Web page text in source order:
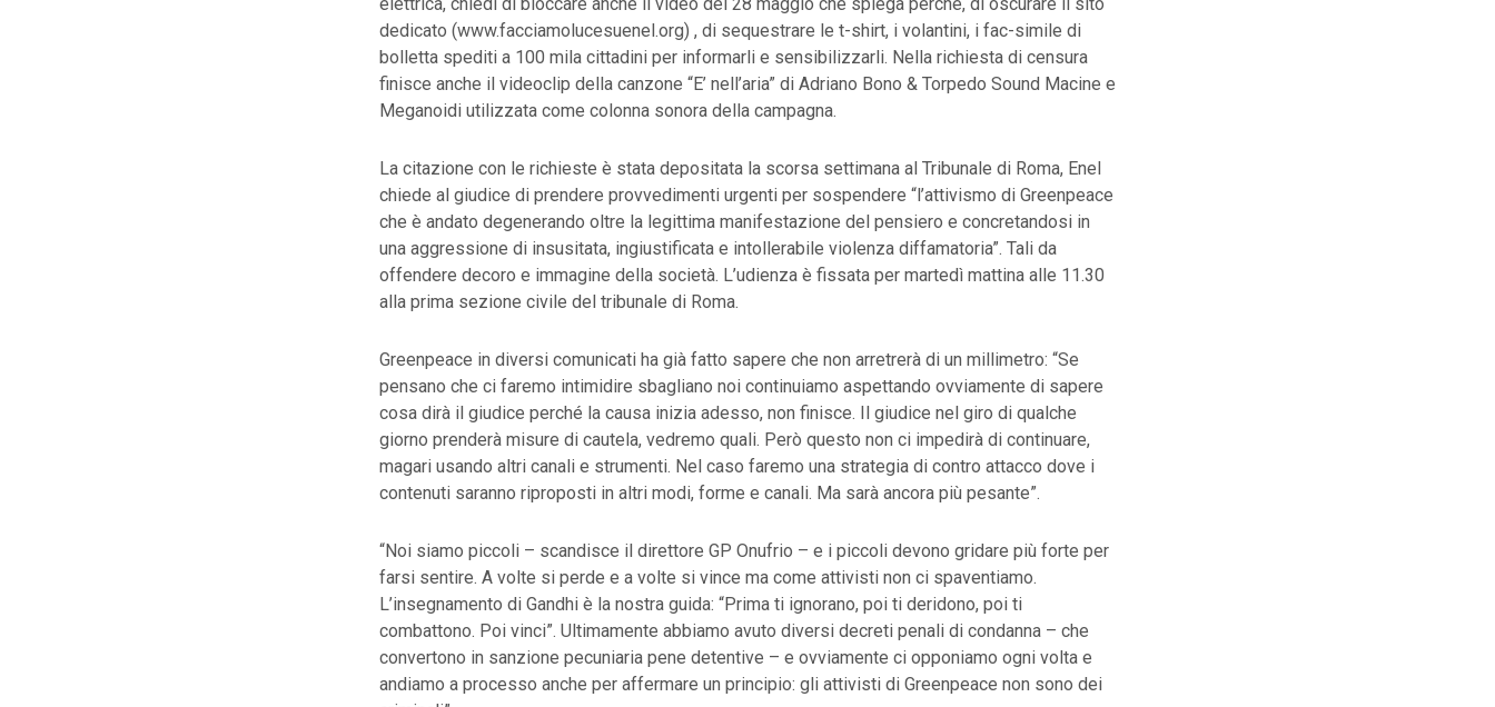
dedicato (www.facciamolucesuenel.org) , di sequestrare le t-shirt, i volantini, i fac-simile di
bolletta spediti a 100 mila cittadini per informarli e sensibilizzarli. Nella richiesta di censura
finisce anche il videoclip della canzone “E’ nell’aria” di Adriano Bono & Torpedo Sound Macine e
Meganoidi utilizzata come colonna sonora della campagna.
La citazione con le richieste è stata depositata la scorsa settimana al Tribunale di Roma, Enel
chiede al giudice di prendere provvedimenti urgenti per sospendere “l’attivismo di Greenpeace
che è andato degenerando oltre la legittima manifestazione del pensiero e concretandosi in
una aggressione di insusitata, ingiustificata e intollerabile violenza diffamatoria”. Tali da
offendere decoro e immagine della società. L’udienza è fissata per martedì mattina alle 11.30
alla prima sezione civile del tribunale di Roma.
Greenpeace in diversi comunicati ha già fatto sapere che non arretrerà di un millimetro: “Se
pensano che ci faremo intimidire sbagliano noi continuiamo aspettando ovviamente di sapere
cosa dirà il giudice perché la causa inizia adesso, non finisce. Il giudice nel giro di qualche
giorno prenderà misure di cautela, vedremo quali. Però questo non ci impedirà di continuare,
magari usando altri canali e strumenti. Nel caso faremo una strategia di contro attacco dove i
contenuti saranno riproposti in altri modi, forme e canali. Ma sarà ancora più pesante”.
“Noi siamo piccoli – scandisce il direttore GP Onufrio – e i piccoli devono gridare più forte per
farsi sentire. A volte si perde e a volte si vince ma come attivisti non ci spaventiamo.
L’insegnamento di Gandhi è la nostra guida: “Prima ti ignorano, poi ti deridono, poi ti
combattono. Poi vinci”. Ultimamente abbiamo avuto diversi decreti penali di condanna – che
convertono in sanzione pecuniaria pene detentive – e ovviamente ci opponiamo ogni volta e
andiamo a processo anche per affermare un principio: gli attivisti di Greenpeace non sono dei